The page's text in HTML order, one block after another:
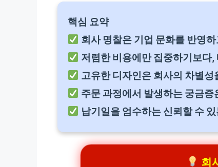
핵심 요약
회사 명찰은 기업 문화를 반영
저렴한 비용에만 집중하기보다
고유한 디자인은 회사의 차별
주문 과정에서 발생하는 궁금
납기일을 엄수하는 신뢰할 수
회